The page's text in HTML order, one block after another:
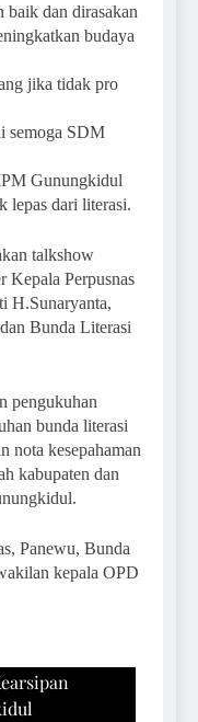
baik dan dirasakan
budaya
jika tidak pro
semoga SDM
Gunungkidul
lepas dari literasi.
talkshow
Kepala Perpusnas
H.Sunaryanta,
Bunda Literasi
pengukuhan
bunda literasi
nota kesepahaman
kabupaten dan
Panewu, Bunda
kepala OPD